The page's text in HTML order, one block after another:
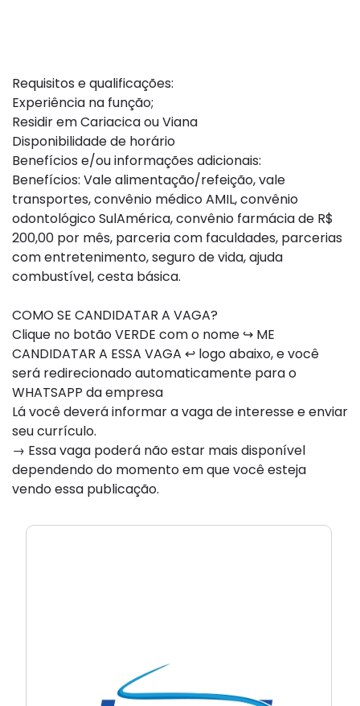
Requisitos e qualificações:
Experiência na função;
Residir em Cariacica ou Viana
Disponibilidade de horário
Benefícios e/ou informações adicionais:
Benefícios: Vale alimentação/refeição, vale
transportes, convênio médico AMIL, convênio
odontológico SulAmérica, convênio farmácia de R$
200,00 por mês, parceria com faculdades, parcerias
com entretenimento, seguro de vida, ajuda
combustível, cesta básica.
COMO SE CANDIDATAR A VAGA?
Clique no botão VERDE com o nome ↪ ME
CANDIDATAR A ESSA VAGA ↩ logo abaixo, e você
será redirecionado automaticamente para o
WHATSAPP da empresa
Lá você deverá informar a vaga de interesse e enviar
seu currículo.
→ Essa vaga poderá não estar mais disponível
dependendo do momento em que você esteja
vendo essa publicação.